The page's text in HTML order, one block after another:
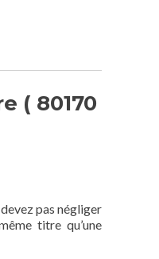
( 80170
pas négliger
titre qu’une